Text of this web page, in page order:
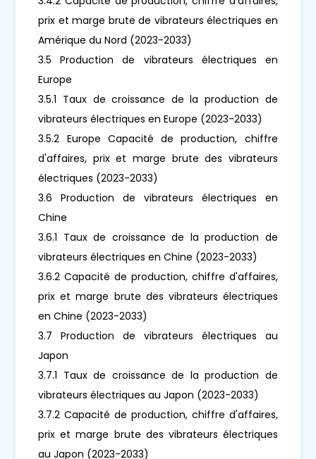
prix et marge brute de vibrateurs électriques en
Amérique du Nord (2023-2033)
3.5 Production de vibrateurs électriques en
Europe
3.5.1 Taux de croissance de la production de
vibrateurs électriques en Europe (2023-2033)
3.5.2 Europe Capacité de production, chiffre
d'affaires, prix et marge brute des vibrateurs
électriques (2023-2033)
3.6 Production de vibrateurs électriques en
Chine
3.6.1 Taux de croissance de la production de
vibrateurs électriques en Chine (2023-2033)
3.6.2 Capacité de production, chiffre d'affaires,
prix et marge brute des vibrateurs électriques
en Chine (2023-2033)
3.7 Production de vibrateurs électriques au
Japon
3.7.1 Taux de croissance de la production de
vibrateurs électriques au Japon (2023-2033)
3.7.2 Capacité de production, chiffre d'affaires,
prix et marge brute des vibrateurs électriques
au Japon (2023-2033)